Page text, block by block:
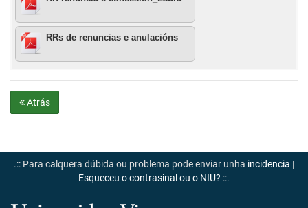
RRs de renuncias e anulacións
Atrás
.:: Para calquera dúbida ou problema pode enviar unha incidencia |
Esqueceu o contrasinal ou o NIU? ::.